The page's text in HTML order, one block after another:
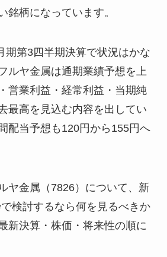
銘柄になっています。
期第3四半期決算で状況はかな
ルヤ金属は通期業績予想を上
営業利益・経常利益・当期純
最高を見込む内容を出してい
配当予想も120円から155円へ
ヤ金属（7826）について、新
検討するなら何を見るべきか
新決算・株価・将来性の順に